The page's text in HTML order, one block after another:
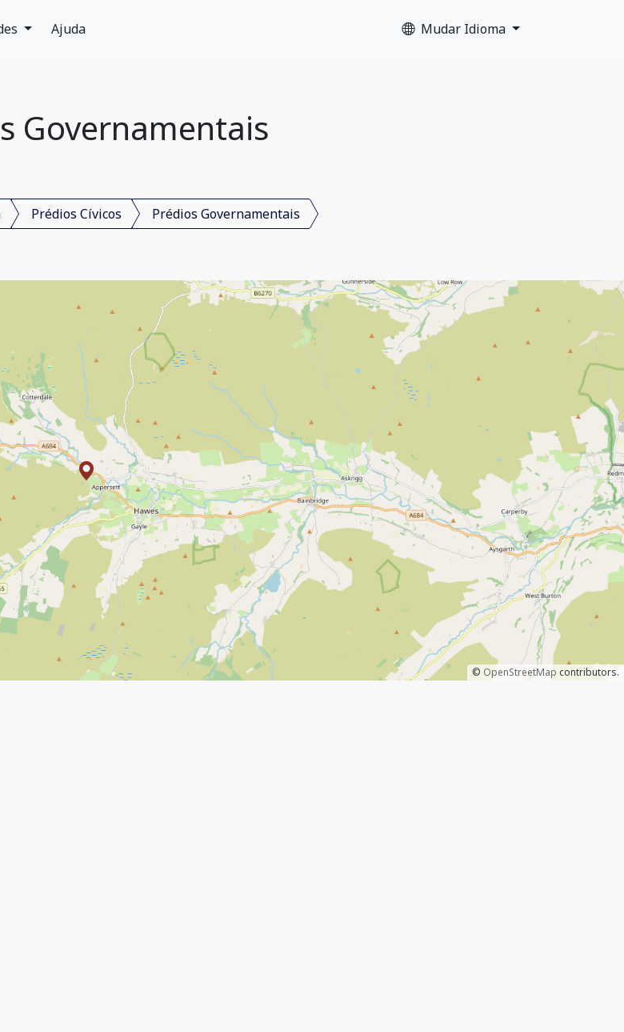
Ajuda Mudar Idioma
Governamentais
Prédios Cívicos Prédios Governamentais
© OpenStreetMap contributors.